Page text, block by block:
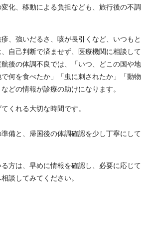
化、移動による負担なども、旅行後の不調
、強いだるさ、咳が長引くなど、いつもと
自己判断で済ませず、医療機関に相談して
後の体調不良では、「いつ、どこの国や地
何を食べたか」「虫に刺されたか」「動物
どの情報が診療の助けになります。
くれる大切な時間です。
備と、帰国後の体調確認を少し丁寧にして
方は、早めに情報を確認し、必要に応じて
談してみてください。